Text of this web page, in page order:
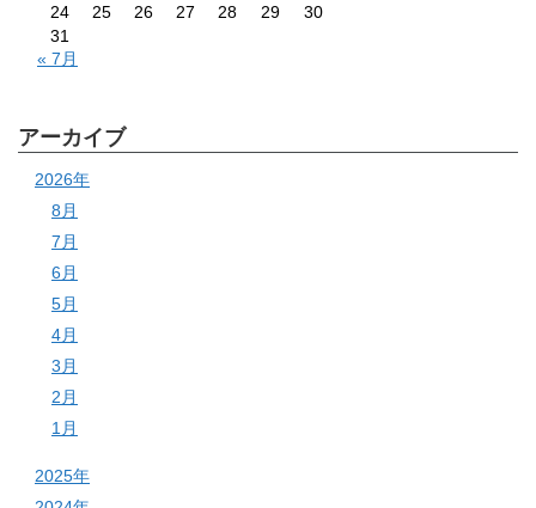
24
25 26 27 28 29
30
31
« 7月
アーカイブ
2026年
8月
7月
6月
5月
4月
3月
2月
1月
2025年